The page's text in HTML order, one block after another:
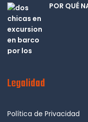
POR QUÉ
Legalidad
Política de Privacidad